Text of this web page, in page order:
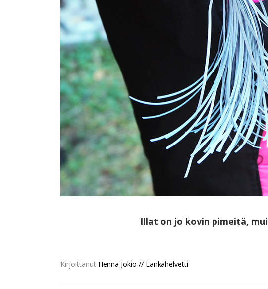
Illat on jo kovin pimeitä,
Kirjoittanut Henna Jokio // Lankahelvetti